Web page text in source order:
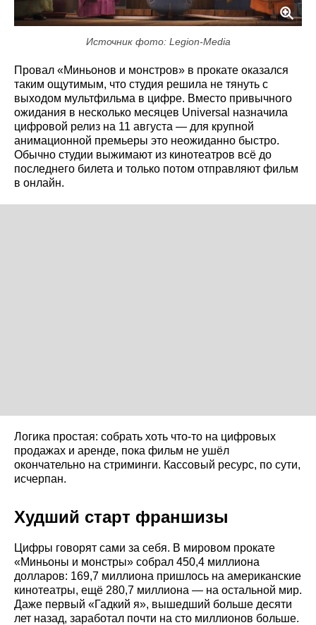
Источник фото: Legion-Media
Провал «Миньонов и монстров» в прокате оказался
таким ощутимым, что студия решила не тянуть с
выходом мультфильма в цифре. Вместо привычного
ожидания в несколько месяцев Universal назначила
цифровой релиз на 11 августа — для крупной
анимационной премьеры это неожиданно быстро.
Обычно студии выжимают из кинотеатров всё до
последнего билета и только потом отправляют фильм
в онлайн.
Логика простая: собрать хоть что-то на цифровых
продажах и аренде, пока фильм не ушёл
окончательно на стриминги. Кассовый ресурс, по сути,
исчерпан.
Худший старт франшизы
Цифры говорят сами за себя. В мировом прокате
«Миньоны и монстры» собрал 450,4 миллиона
долларов: 169,7 миллиона пришлось на американские
кинотеатры, ещё 280,7 миллиона — на остальной мир.
Даже первый «Гадкий я», вышедший больше десяти
лет назад, заработал почти на сто миллионов больше.